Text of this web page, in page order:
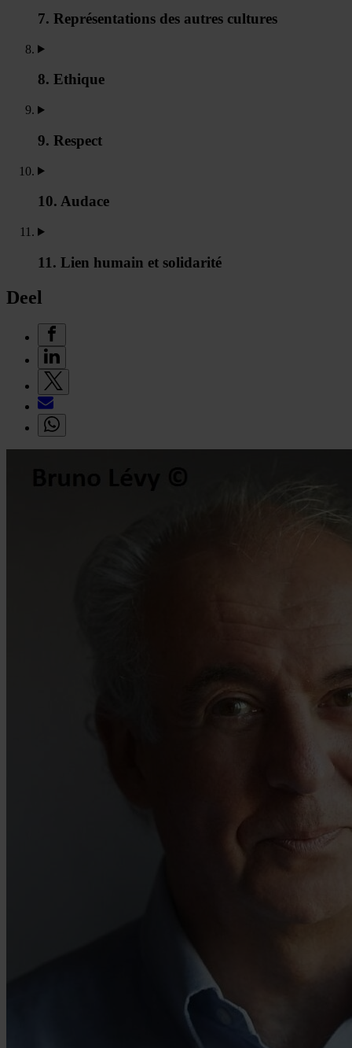
7. Représentations des autres cultures
8. Ethique
9. Respect
10. Audace
11. Lien humain et solidarité
Deel